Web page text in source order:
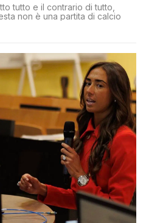
tutto e il contrario di tutto,
non è una partita di calcio